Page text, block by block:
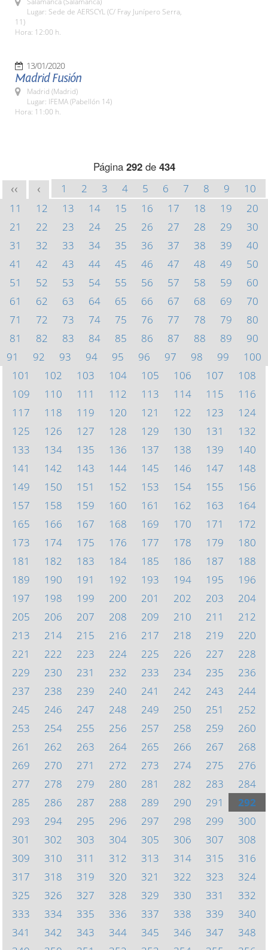
Lugar: Sede de AERSCYL (C/ Fray Junípero Serra,
11)
Hora: 12:00 h.
13/01/2020
Madrid Fusión
Madrid (Madrid)
Lugar: IFEMA (Pabellón 14)
Hora: 11:00 h.
Página 292de 434
<< < 1 2 3 4 5 6 7 8 9
10
11
12 13 14 15 16 17 18 19
20
21
22 23 24 25 26 27 28 29
30
31
32 33 34 35 36 37 38 39
40
41
42 43 44 45 46 47 48 49
50
51
52 53 54 55 56 57 58 59
60
61
62 63 64 65 66 67 68 69
70
71
72 73 74 75 76 77 78 79
80
81
82 83 84 85 86 87 88 89
90
91
92 93 94 95 96 97 98 99
100
101
102 103 104 105 106 107
108
109
110 111 112 113 114 115
116
117
118 119 120 121 122 123
124
125
126 127 128 129 130 131
132
133
134 135 136 137 138 139
140
141
142 143 144 145 146 147
148
149
150 151 152 153 154 155
156
157
158 159 160 161 162 163
164
165
166 167 168 169 170 171
172
173
174 175 176 177 178 179
180
181
182 183 184 185 186 187
188
189
190 191 192 193 194 195
196
197
198 199 200 201 202 203
204
205
206 207 208 209 210 211
212
213
214 215 216 217 218 219
220
221
222 223 224 225 226 227
228
229
230 231 232 233 234 235
236
237
238 239 240 241 242 243
244
245
246 247 248 249 250 251
252
253
254 255 256 257 258 259
260
261
262 263 264 265 266 267
268
269
270 271 272 273 274 275
276
277
278 279 280 281 282 283
284
285
286 287 288 289 290 291
292
293
294 295 296 297 298 299
300
301
302 303 304 305 306 307
308
309
310 311 312 313 314 315
316
317
318 319 320 321 322 323
324
325
326 327 328 329 330 331
332
333
334 335 336 337 338 339
340
341
342 343 344 345 346 347
348